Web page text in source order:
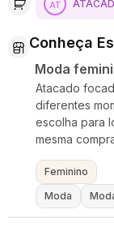
Conheça
Moda
Atacado
diferentes
escolha para
mesma
Feminino
Moda